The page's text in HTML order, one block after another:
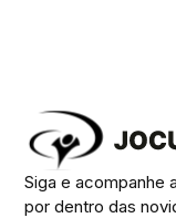
Siga e acompanhe
por dentro das